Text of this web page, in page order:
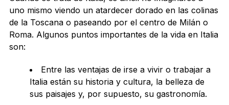
uno mismo viendo un atardecer dorado en las colinas
de la Toscana o paseando por el centro de Milán o
Roma. Algunos puntos importantes de la vida en Italia
son:
Entre las ventajas de irse a vivir o trabajar a
Italia están su historia y cultura, la belleza de
sus paisajes y, por supuesto, su gastronomía.